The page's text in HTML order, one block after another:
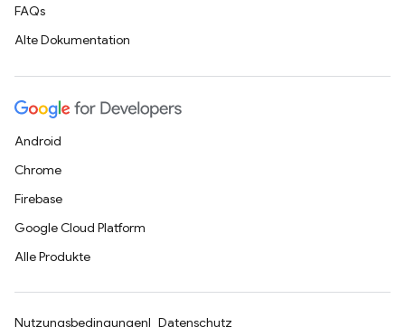
FAQs
Alte Dokumentation
Android
Chrome
Firebase
Google Cloud Platform
Alle Produkte
Nutzungsbedingungen Datenschutz